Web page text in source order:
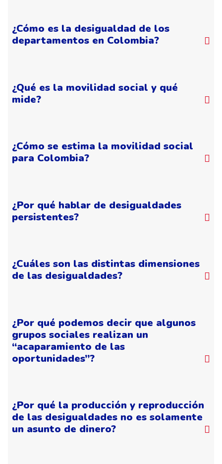
¿Cómo es la desigualdad de los
departamentos en Colombia?
¿Qué es la movilidad social y qué
mide?
¿Cómo se estima la movilidad social
para Colombia?
¿Por qué hablar de desigualdades
persistentes?
¿Cuáles son las distintas dimensiones
de las desigualdades?
¿Por qué podemos decir que algunos
grupos sociales realizan un
“acaparamiento de las
oportunidades”?
¿Por qué la producción y reproducción
de las desigualdades no es solamente
un asunto de dinero?